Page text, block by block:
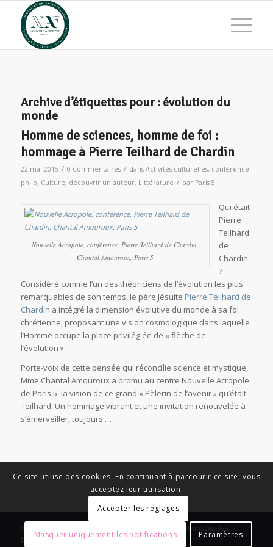
Archive d’étiquettes pour : évolution du
monde
Homme de sciences, homme de foi :
hommage à Pierre Teilhard de Chardin
22 mai 2015 / 0 Commentaires / dans Activités culturelles, conférence
philo, Culture, découvrir un auteur, Littérature / par Paris 5
Nouvelle Acropole, conférence, Pierre Teilhard de Chardin,
Chantal Amouroux, Paris 5
Qui était
Pierre
Teilhard
de
Chardin
?
Considéré comme l’un des théoriciens de l’évolution les plus
remarquables de son temps, le père Jésuite Pierre Teilhard de
Chardin a intégré la dimension évolutive du monde à sa foi
chrétienne, proposant une vision cosmologique dans laquelle
l’Homme occupe la place privilégiée de « flèche de
l’évolution ».
Porte-voix de cette pensée qui réconcilie science et mystique,
Mme Chantal Amouroux a promu au centre Nouvelle Acropole
de Paris 5, la vision de ce grand « Pèlerin de l’avenir » qu’était
Teilhard. Un hommage vibrant et une invitation renouvelée à
s’émerveiller, toujours …
© Copyright - News Nouvelle Acropole - 2023 - Mentions légales -
Politique de confidentialité
Ce site utilise des cookies. En continuant à parcourir ce site, vous
acceptez leur utilisation.
Accepter les réglages
Masquer uniquement les notifications Paramètres